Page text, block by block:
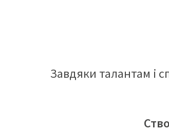
Завдяки талантам і